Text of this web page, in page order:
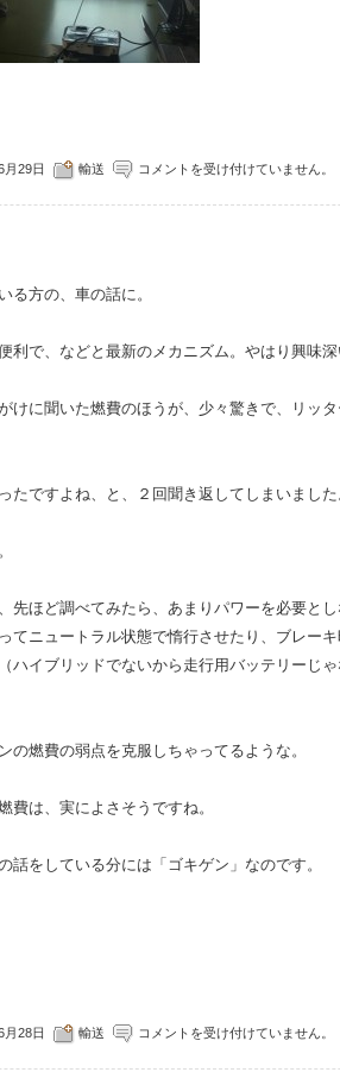
月29日 輸送 コメントを受け付けていません。
る方の、車の話に。
利で、などと最新のメカニズム。やはり興味
けに聞いた燃費のほうが、少々驚きで、リッ
たですよね、と、２回聞き返してしまいまし
先ほど調べてみたら、あまりパワーを必要と
てニュートラル状態で惰行させたり、ブレー
ハイブリッドでないから走行用バッテリーじ
の燃費の弱点を克服しちゃってるような。
費は、実によさそうですね。
話をしている分には「ゴキゲン」なのです。
月28日 輸送 コメントを受け付けていません。